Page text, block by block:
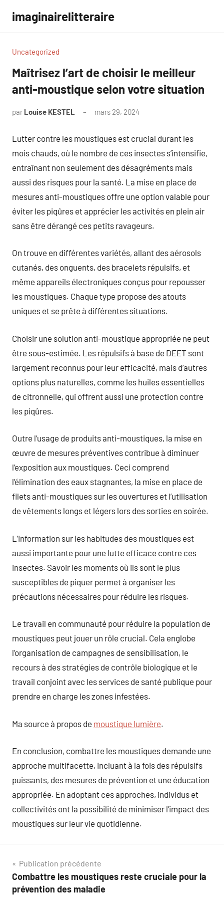
contenu
imaginairelitteraire
Uncategorized
Maîtrisez l’art de choisir le meilleur
anti-moustique selon votre situation
par Louise KESTEL mars 29, 2024
Lutter contre les moustiques est crucial durant les
mois chauds, où le nombre de ces insectes s’intensifie,
entraînant non seulement des désagréments mais
aussi des risques pour la santé. La mise en place de
mesures anti-moustiques offre une option valable pour
éviter les piqûres et apprécier les activités en plein air
sans être dérangé ces petits ravageurs.
On trouve en différentes variétés, allant des aérosols
cutanés, des onguents, des bracelets répulsifs, et
même appareils électroniques conçus pour repousser
les moustiques. Chaque type propose des atouts
uniques et se prête à différentes situations.
Choisir une solution anti-moustique appropriée ne peut
être sous-estimée. Les répulsifs à base de DEET sont
largement reconnus pour leur efficacité, mais d’autres
options plus naturelles, comme les huiles essentielles
de citronnelle, qui offrent aussi une protection contre
les piqûres.
Outre l’usage de produits anti-moustiques, la mise en
œuvre de mesures préventives contribue à diminuer
l’exposition aux moustiques. Ceci comprend
l’élimination des eaux stagnantes, la mise en place de
filets anti-moustiques sur les ouvertures et l’utilisation
de vêtements longs et légers lors des sorties en soirée.
L’information sur les habitudes des moustiques est
aussi importante pour une lutte efficace contre ces
insectes. Savoir les moments où ils sont le plus
susceptibles de piquer permet à organiser les
précautions nécessaires pour réduire les risques.
Le travail en communauté pour réduire la population de
moustiques peut jouer un rôle crucial. Cela englobe
l’organisation de campagnes de sensibilisation, le
recours à des stratégies de contrôle biologique et le
travail conjoint avec les services de santé publique pour
prendre en charge les zones infestées.
Ma source à propos de moustique lumière.
En conclusion, combattre les moustiques demande une
approche multifacette, incluant à la fois des répulsifs
puissants, des mesures de prévention et une éducation
appropriée. En adoptant ces approches, individus et
collectivités ont la possibilité de minimiser l’impact des
moustiques sur leur vie quotidienne.
Navigation
de
Publication précédente
Combattre les moustiques reste cruciale pour la
prévention des maladie